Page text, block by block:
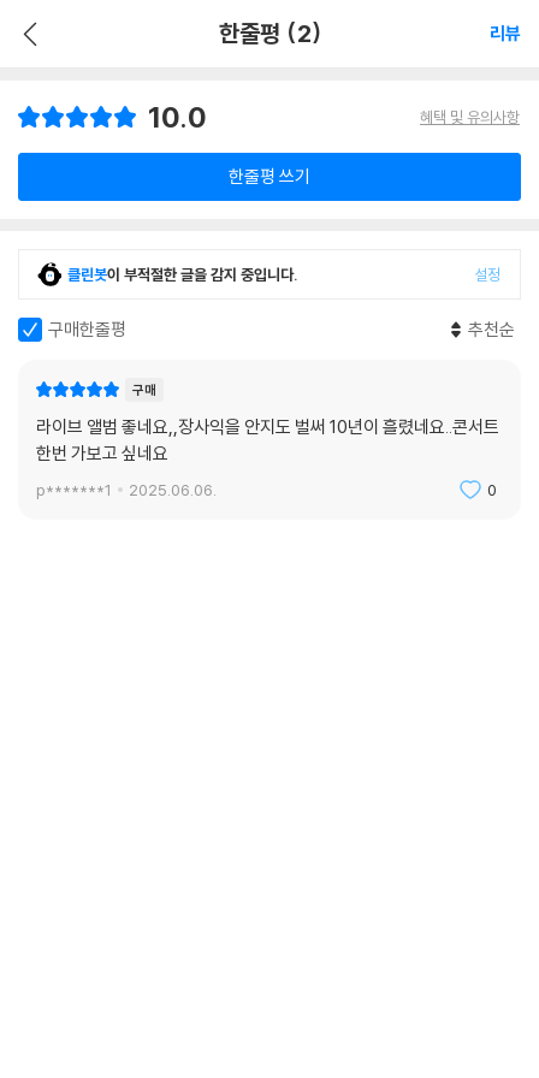
한줄평 (2) 리뷰
10.0 혜택 및 유의사항
한줄평 쓰기
클린봇이 부적절한 글을 감지 중입니다. 설정
구매한줄평 추천순
구매
라이브 앨범 좋네요,,장사익을 안지도 벌써 10년이 흘렸네요..콘서트
한번 가보고 싶네요
p*******1 2025.06.06. 0